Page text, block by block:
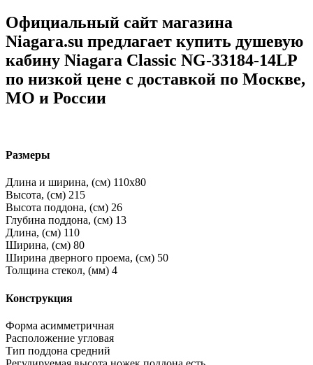
Официальный сайт магазина
Niagara.su предлагает купить душевую
кабину Niagara Classic NG-33184-14LP
по низкой цене с доставкой по Москве,
МО и России
Размеры
Длина и ширина, (см) 110x80
Высота, (см) 215
Высота поддона, (см) 26
Глубина поддона, (см) 13
Длина, (см) 110
Ширина, (см) 80
Ширина дверного проема, (см) 50
Толщина стекол, (мм) 4
Конструкция
Форма асимметричная
Расположение угловая
Тип поддона средний